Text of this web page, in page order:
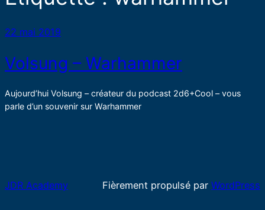
h
h
r
22 mai 2019
Volsung – Warhammer
Aujourd’hui Volsung – créateur du podcast 2d6+Cool – vous
parle d’un souvenir sur Warhammer
JDR Academy Fièrement propulsé par WordPress